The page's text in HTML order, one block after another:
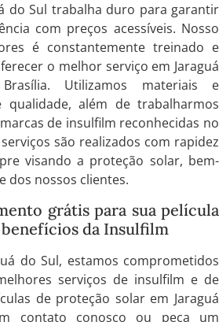
do Sul trabalha duro para garantir
com preços acessíveis. Nosso
é constantemente treinado e
o melhor serviço em Jaraguá
Utilizamos materiais e
qualidade, além de trabalharmos
de insulfilm reconhecidas no
são realizados com rapidez
visando a proteção solar, bem-
dos nossos clientes.
grátis para sua película
da Insulfilm
do Sul, estamos comprometidos
serviços de insulfilm e de
de proteção solar em Jaraguá
contato conosco ou peça um